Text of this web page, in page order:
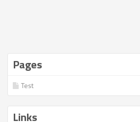
Pages
Test
Links